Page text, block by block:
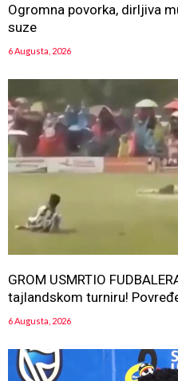
Ogromna povorka, dirljiva
suze
6 Augusta, 2026
GROM USMRTIO
tajlandskom turniru!
6 Augusta, 2026